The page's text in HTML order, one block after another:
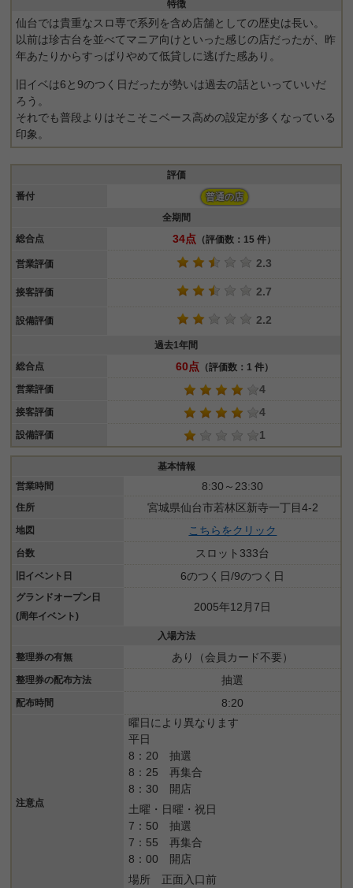
特徴
仙台では貴重なスロ専で系列を含め店舗としての歴史は長い。
以前は珍古台を並べてマニア向けといった感じの店だったが、昨
年あたりからすっぱりやめて低貸しに逃げた感あり。
旧イベは6と9のつく日だったが勢いは過去の話といっていいだ
ろう。
それでも普段よりはそこそこベース高めの設定が多くなっている
印象。
評価
番付
普通の店
全期間
総合点
34点 （評価数：15 件）
営業評価 2.3
接客評価 2.7
設備評価 2.2
過去1年間
総合点
60点 （評価数：1 件）
営業評価
4
接客評価 4
設備評価 1
基本情報
営業時間
8:30～23:30
住所 宮城県仙台市若林区新寺一丁目4-2
地図 こちらをクリック
台数 スロット333台
旧イベント日 6のつく日/9のつく日
グランドオープン日
(周年イベント)
2005年12月7日
入場方法
整理券の有無
あり（会員カード不要）
整理券の配布方法 抽選
配布時間 8:20
注意点
曜日により異なります
平日
8：20 抽選
8：25 再集合
8：30 開店
土曜・日曜・祝日
7：50 抽選
7：55 再集合
8：00 開店
場所 正面入口前